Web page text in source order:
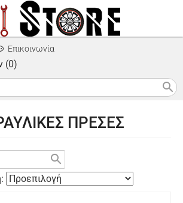
Επικοινωνία
(0)
search
ΠΡΕΣΕΣ
search